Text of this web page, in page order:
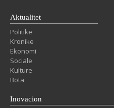
Aktualitet
Politike
Kronike
Ekonomi
Sociale
Kulture
Bota
Inovacion